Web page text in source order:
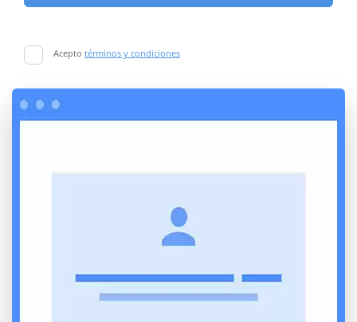
Acepto términos y condiciones